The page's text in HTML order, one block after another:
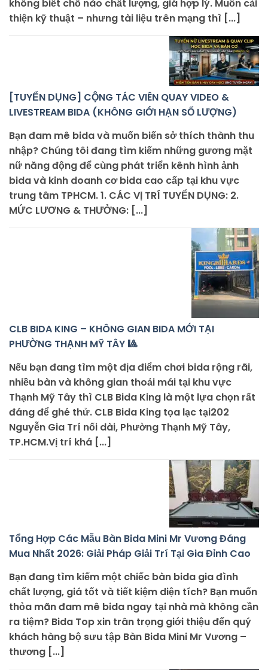
không biết chỗ nào chất lượng, giá hợp lý. Muốn cải
thiện kỹ thuật – nhưng tài liệu trên mạng thì [...]
[TUYỂN DỤNG] CỘNG TÁC VIÊN QUAY VIDEO &
LIVESTREAM BIDA (KHÔNG GIỚI HẠN SỐ LƯỢNG)
Bạn đam mê bida và muốn biến sở thích thành thu
nhập? Chúng tôi đang tìm kiếm những gương mặt
nữ năng động để cùng phát triển kênh hình ảnh
bida và kinh doanh cơ bida cao cấp tại khu vực
trung tâm TPHCM. 1. CÁC VỊ TRÍ TUYỂN DỤNG: 2.
MỨC LƯƠNG & THƯỞNG: [...]
CLB BIDA KING – KHÔNG GIAN BIDA MỚI TẠI
PHƯỜNG THẠNH MỸ TÂY 🎱
Nếu bạn đang tìm một địa điểm chơi bida rộng rãi,
nhiều bàn và không gian thoải mái tại khu vực
Thạnh Mỹ Tây thì CLB Bida King là một lựa chọn rất
đáng để ghé thử. CLB Bida King tọa lạc tại202
Nguyễn Gia Trí nối dài, Phường Thạnh Mỹ Tây,
TP.HCM.Vị trí khá [...]
Tổng Hợp Các Mẫu Bàn Bida Mini Mr Vương Đáng
Mua Nhất 2026: Giải Pháp Giải Trí Tại Gia Đỉnh Cao
Bạn đang tìm kiếm một chiếc bàn bida gia đình
chất lượng, giá tốt và tiết kiệm diện tích? Bạn muốn
thỏa mãn đam mê bida ngay tại nhà mà không cần
ra tiệm? Bida Top xin trân trọng giới thiệu đến quý
khách hàng bộ sưu tập Bàn Bida Mini Mr Vương –
thương [...]